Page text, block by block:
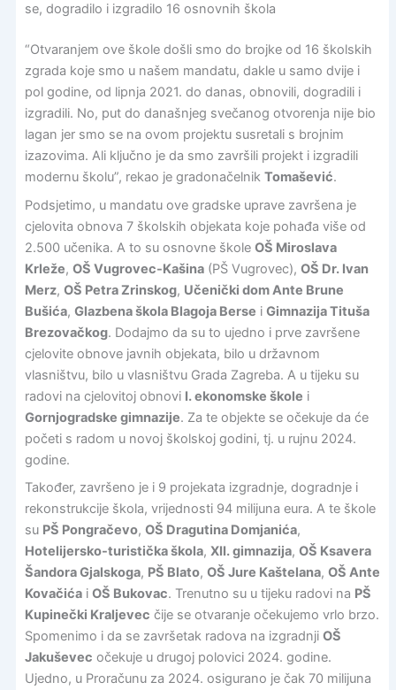
se, dogradilo i izgradilo 16 osnovnih škola
“Otvaranjem ove škole došli smo do brojke od 16 školskih
zgrada koje smo u našem mandatu, dakle u samo dvije i
pol godine, od lipnja 2021. do danas, obnovili, dogradili i
izgradili. No, put do današnjeg svečanog otvorenja nije bio
lagan jer smo se na ovom projektu susretali s brojnim
izazovima. Ali ključno je da smo završili projekt i izgradili
modernu školu”, rekao je gradonačelnik Tomašević.
Podsjetimo, u mandatu ove gradske uprave završena je
cjelovita obnova 7 školskih objekata koje pohađa više od
2.500 učenika. A to su osnovne škole OŠ Miroslava
Krleže, OŠ Vugrovec-Kašina(PŠ Vugrovec), OŠ Dr. Ivan
Merz, OŠ Petra Zrinskog, Učenički dom Ante Brune
Bušića, Glazbena škola Blagoja Berse i Gimnazija Tituša
Brezovačkog. Dodajmo da su to ujedno i prve završene
cjelovite obnove javnih objekata, bilo u državnom
vlasništvu, bilo u vlasništvu Grada Zagreba. A u tijeku su
radovi na cjelovitoj obnovi I. ekonomske škole i
Gornjogradske gimnazije. Za te objekte se očekuje da će
početi s radom u novoj školskoj godini, tj. u rujnu 2024.
godine.
Također, završeno je i 9 projekata izgradnje, dogradnje i
rekonstrukcije škola, vrijednosti 94 milijuna eura. A te škole
su PŠ Pongračevo, OŠ Dragutina Domjanića,
Hotelijersko-turistička škola, XII. gimnazija, OŠ Ksavera
Šandora Gjalskoga, PŠ Blato, OŠ Jure Kaštelana, OŠ Ante
Kovačićai OŠ Bukovac. Trenutno su u tijeku radovi na PŠ
Kupinečki Kraljevec čije se otvaranje očekujemo vrlo brzo.
Spomenimo i da se završetak radova na izgradnji OŠ
Jakuševec očekuje u drugoj polovici 2024. godine.
Ujedno, u Proračunu za 2024. osigurano je čak 70 milijuna